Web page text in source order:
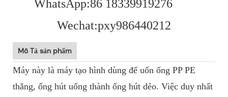
WhatsApp:86 18339919276
Wechat:pxy986440212
Mô Tả sản phẩm
Máy này là máy tạo hình dùng để uốn ống PP PE
thẳng, ống hút uống thành ống hút dẻo. Việc duy nhất